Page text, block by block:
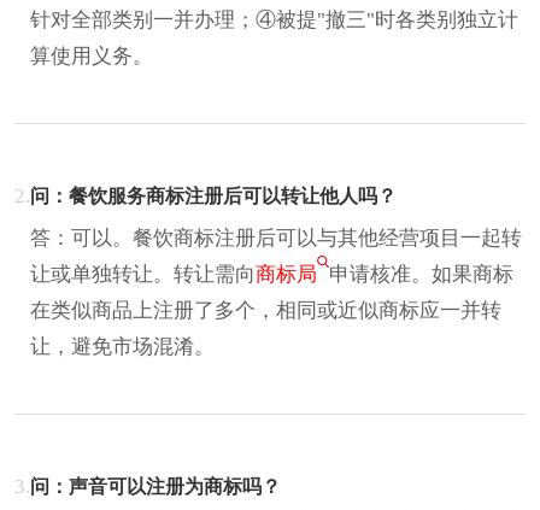
针对全部类别一并办理；④被提"撤三"时各类别独立计
算使用义务。
2.问：餐饮服务商标注册后可以转让他人吗？
答：可以。餐饮商标注册后可以与其他经营项目一起转
让或单独转让。转让需向商标局
申请核准。如果商标
在类似商品上注册了多个，相同或近似商标应一并转
让，避免市场混淆。
3.问：声音可以注册为商标吗？